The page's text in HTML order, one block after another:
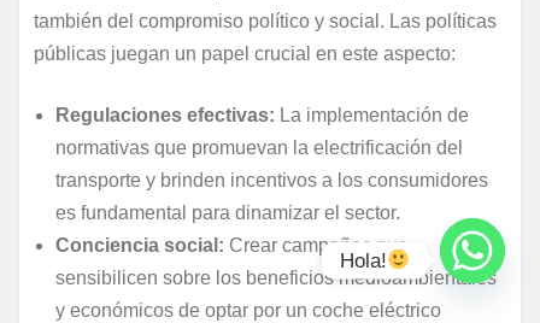
también del compromiso político y social. Las políticas
públicas juegan un papel crucial en este aspecto:
Regulaciones efectivas: La implementación de
normativas que promuevan la electrificación del
transporte y brinden incentivos a los consumidores
es fundamental para dinamizar el sector.
Conciencia social: Crear campañas que
sensibilicen sobre los beneficios medioambientales
y económicos de optar por un coche eléctrico
Hola!